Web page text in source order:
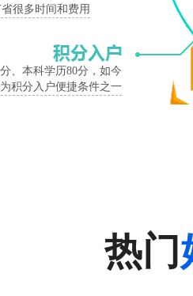
很多时间和费用
、本科学历80分，如今
积分入户便捷条件之一
热门